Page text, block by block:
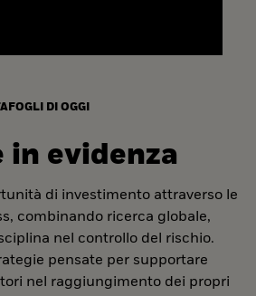
DI OGGI
in evidenza
di investimento attraverso le
combinando ricerca globale,
nel controllo del rischio.
pensate per supportare
nel raggiungimento dei propri